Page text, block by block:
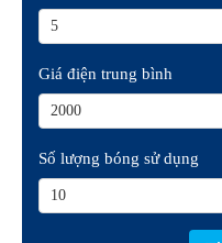
Giá điện trung bình
Số lượng bóng sử dụng